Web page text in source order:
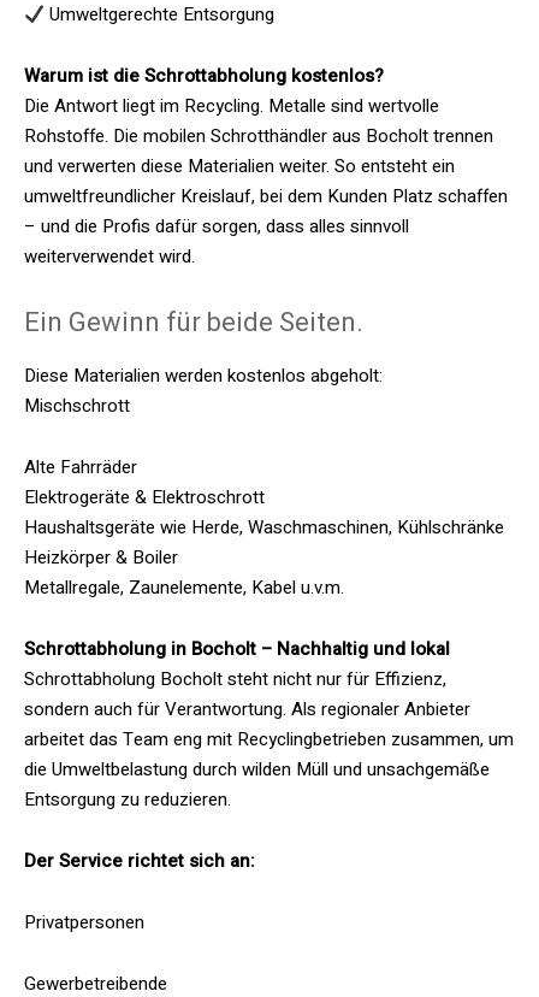
Umweltgerechte Entsorgung
Warum ist die Schrottabholung kostenlos?
Die Antwort liegt im Recycling. Metalle sind wertvolle
Rohstoffe. Die mobilen Schrotthändler aus Bocholt trennen
und verwerten diese Materialien weiter. So entsteht ein
umweltfreundlicher Kreislauf, bei dem Kunden Platz schaffen
– und die Profis dafür sorgen, dass alles sinnvoll
weiterverwendet wird.
Ein Gewinn für beide Seiten.
Diese Materialien werden kostenlos abgeholt:
Mischschrott
Alte Fahrräder
Elektrogeräte & Elektroschrott
Haushaltsgeräte wie Herde, Waschmaschinen, Kühlschränke
Heizkörper & Boiler
Metallregale, Zaunelemente, Kabel u.v.m.
Schrottabholung in Bocholt – Nachhaltig und lokal
Schrottabholung Bocholt steht nicht nur für Effizienz,
sondern auch für Verantwortung. Als regionaler Anbieter
arbeitet das Team eng mit Recyclingbetrieben zusammen, um
die Umweltbelastung durch wilden Müll und unsachgemäße
Entsorgung zu reduzieren.
Der Service richtet sich an:
Privatpersonen
Gewerbetreibende